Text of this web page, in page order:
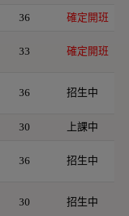
36 確定開班
33 確定開班
36 招生中
30 上課中
36 招生中
30 招生中